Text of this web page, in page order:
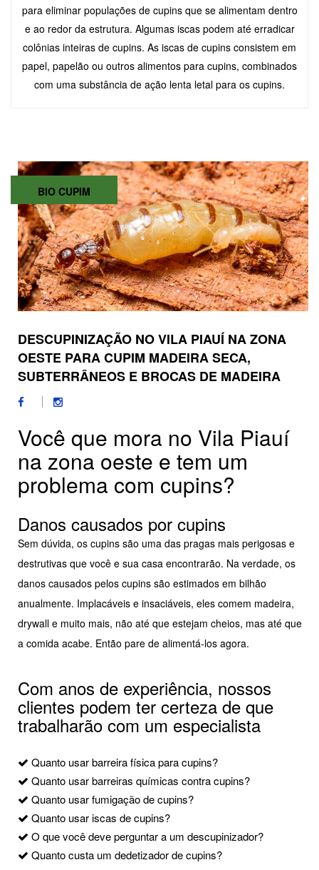
para eliminar populações de cupins que se alimentam dentro
e ao redor da estrutura. Algumas iscas podem até erradicar
colônias inteiras de cupins. As iscas de cupins consistem em
papel, papelão ou outros alimentos para cupins, combinados
com uma substância de ação lenta letal para os cupins.
BIO CUPIM
DESCUPINIZAÇÃO NO VILA PIAUÍ NA ZONA
OESTE PARA CUPIM MADEIRA SECA,
SUBTERRÂNEOS E BROCAS DE MADEIRA
Você que mora no Vila Piauí
na zona oeste e tem um
problema com cupins?
Danos causados por cupins
Sem dúvida, os cupins são uma das pragas mais perigosas e
destrutivas que você e sua casa encontrarão. Na verdade, os
danos causados pelos cupins são estimados em bilhão
anualmente. Implacáveis e insaciáveis, eles comem madeira,
drywall e muito mais, não até que estejam cheios, mas até que
a comida acabe. Então pare de alimentá-los agora.
Com anos de experiência, nossos
clientes podem ter certeza de que
trabalharão com um especialista
Quanto usar barreira física para cupins?
Quanto usar barreiras químicas contra cupins?
Quanto usar fumigação de cupins?
Quanto usar iscas de cupins?
O que você deve perguntar a um descupinizador?
Quanto custa um dedetizador de cupins?